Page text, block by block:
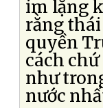
im lặng
rằng thái
quyền
cách
như
nước